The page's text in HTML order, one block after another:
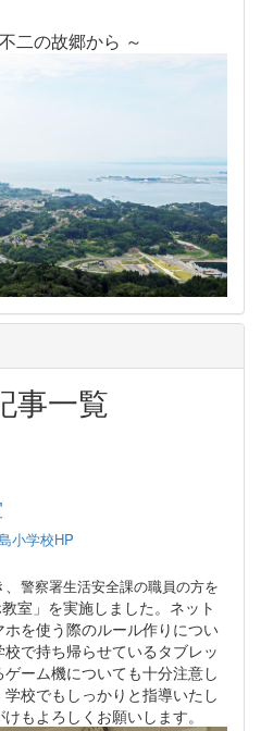
二の故郷から ～
事一覧
小学校HP
警察署生活安全課の職員の方を
室」を実施しました。ネット
を使う際のルール作りについ
で持ち帰らせているタブレッ
ーム機についても十分注意し
校でもしっかりと指導いたし
もよろしくお願いします。